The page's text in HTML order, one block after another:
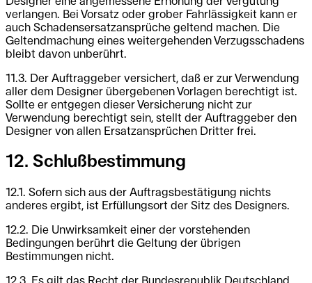
verlangen. Bei Vorsatz oder grober Fahrlässigkeit kann er
auch Schadensersatzansprüche geltend machen. Die
Geltendmachung eines weitergehenden Verzugsschadens
bleibt davon unberührt.
11.3. Der Auftraggeber versichert, daß er zur Verwendung
aller dem Designer übergebenen Vorlagen berechtigt ist.
Sollte er entgegen dieser Versicherung nicht zur
Verwendung berechtigt sein, stellt der Auftraggeber den
Designer von allen Ersatzansprüchen Dritter frei.
12. Schlußbestimmung
12.1. Sofern sich aus der Auftragsbestätigung nichts
anderes ergibt, ist Erfüllungsort der Sitz des Designers.
12.2. Die Unwirksamkeit einer der vorstehenden
Bedingungen berührt die Geltung der übrigen
Bestimmungen nicht.
12.3. Es gilt das Recht der Bundesrepublik Deutschland.